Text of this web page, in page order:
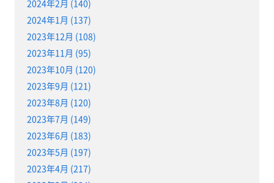
2024年2月 (140)
2024年1月 (137)
2023年12月 (108)
2023年11月 (95)
2023年10月 (120)
2023年9月 (121)
2023年8月 (120)
2023年7月 (149)
2023年6月 (183)
2023年5月 (197)
2023年4月 (217)